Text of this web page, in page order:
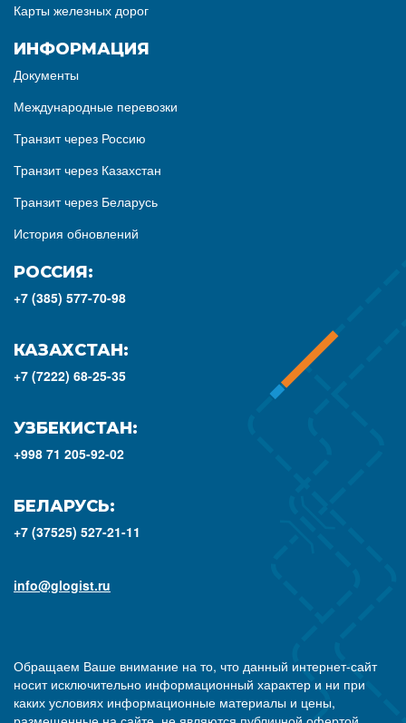
Карты железных дорог
ИНФОРМАЦИЯ
Документы
Международные перевозки
Транзит через Россию
Транзит через Казахстан
Транзит через Беларусь
История обновлений
РОССИЯ:
+7 (385) 577-70-98
КАЗАХСТАН:
+7 (7222) 68-25-35
УЗБЕКИСТАН:
+998 71 205-92-02
БЕЛАРУСЬ:
+7 (37525) 527-21-11
info@glogist.ru
Обращаем Ваше внимание на то, что данный интернет-сайт
носит исключительно информационный характер и ни при
каких условиях информационные материалы и цены,